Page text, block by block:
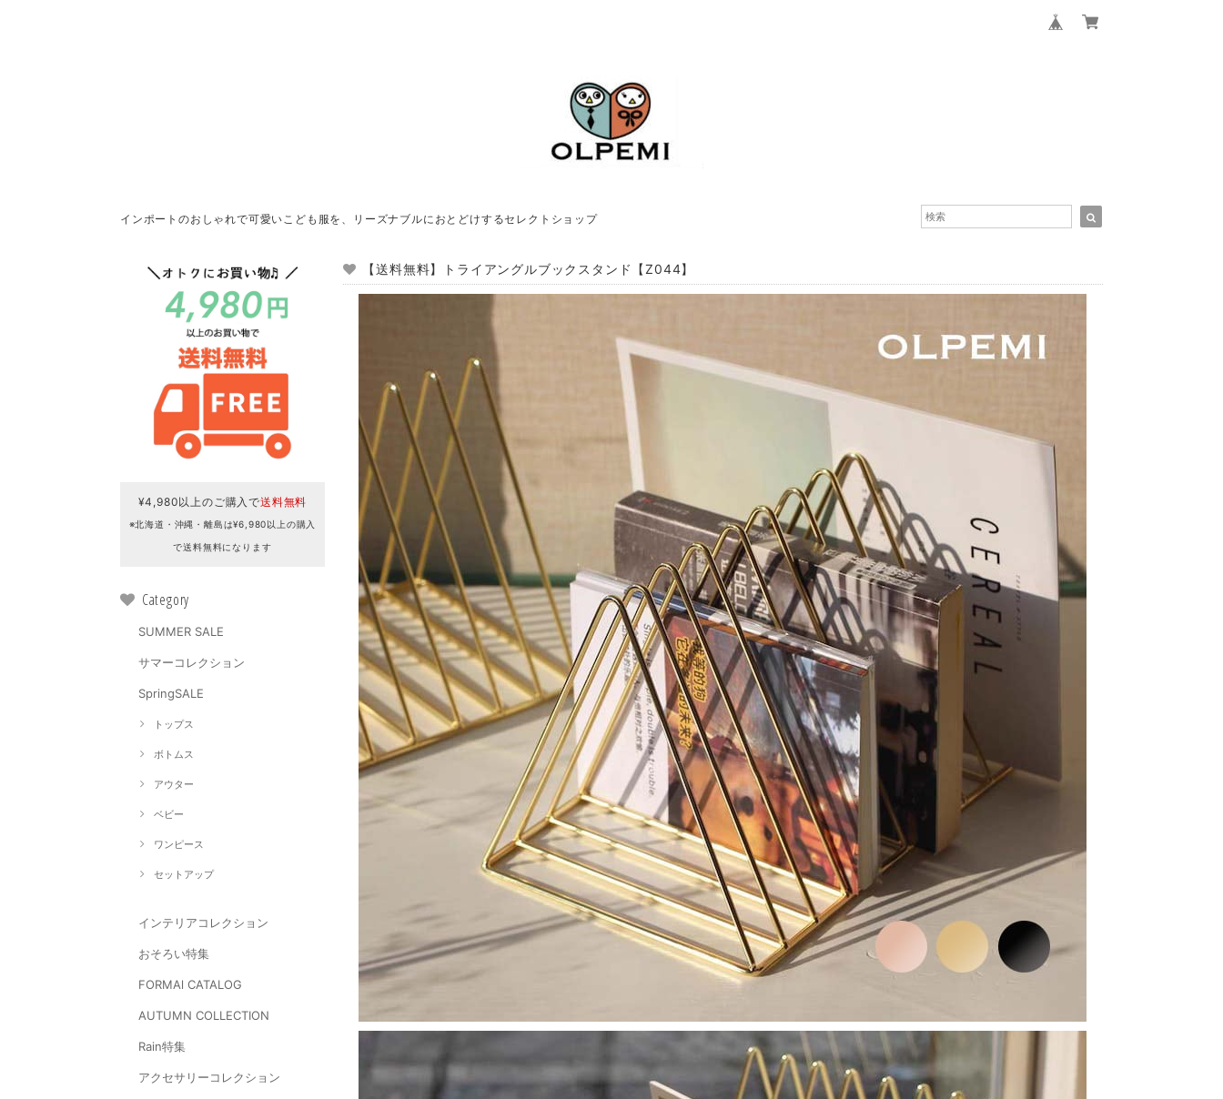
インポートのおしゃれで可愛いこども服を、リーズナブルにおとどけするセレクトショップ
¥4,980以上のご購入で送料無料
※北海道・沖縄・離島は¥6,980以上の購入
で送料無料になります
Category
SUMMER SALE
サマーコレクション
SpringSALE
トップス
ボトムス
アウター
ベビー
ワンピース
セットアップ
インテリアコレクション
おそろい特集
FORMAl CATALOG
AUTUMN COLLECTION
Rain特集
アクセサリーコレクション
【送料無料】トライアングルブックスタンド【Z044】